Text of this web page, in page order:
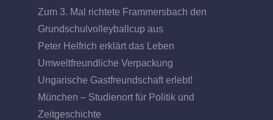
Zum 3. Mal richtete Frammersbach den
Grundschulvolleyballcup aus
Peter Helfrich erklärt das Leben
Umweltfreundliche Verpackung
Ungarische Gastfreundschaft erlebt!
München – Studienort für Politik und
Zeitgeschichte